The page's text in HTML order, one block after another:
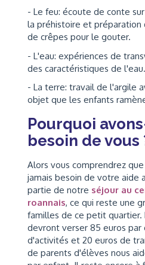
- Le feu: écoute de conte
la préhistoire et préparation
de crêpes pour le gouter.
- L'eau: expériences de
des caractéristiques de l'eau.
- La terre: travail de l'argile
objet que les enfants
Pourquoi
besoin de vous
Alors vous comprendrez
jamais besoin de votre aide
partie de notre séjour au
roannais, ce qui reste une
familles de ce petit quartier.
devront verser 85 euros par
d'activités et 20 euros de
de parents d'élèves nous